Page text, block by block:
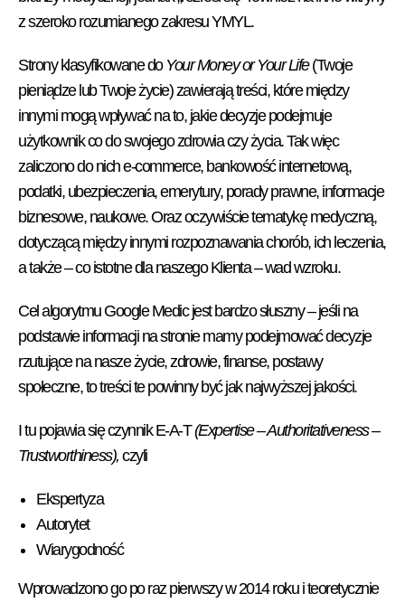
z szeroko rozumianego zakresu YMYL.
Strony klasyfikowane do Your Money or Your Life(Twoje
pieniądze lub Twoje życie) zawierają treści, które między
innymi mogą wpływać na to, jakie decyzje podejmuje
użytkownik co do swojego zdrowia czy życia. Tak więc
zaliczono do nich e-commerce, bankowość internetową,
podatki, ubezpieczenia, emerytury, porady prawne, informacje
biznesowe, naukowe. Oraz oczywiście tematykę medyczną,
dotyczącą między innymi rozpoznawania chorób, ich leczenia,
a także – co istotne dla naszego Klienta – wad wzroku.
Cel algorytmu Google Medic jest bardzo słuszny – jeśli na
podstawie informacji na stronie mamy podejmować decyzje
rzutujące na nasze życie, zdrowie, finanse, postawy
społeczne, to treści te powinny być jak najwyższej jakości.
I tu pojawia się czynnik E-A-T(Expertise – Authoritativeness –
Trustworthiness), czyli
Ekspertyza
Autorytet
Wiarygodność
Wprowadzono go po raz pierwszy w 2014 roku i teoretycznie